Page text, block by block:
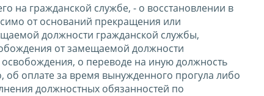
на гражданской службе, - о восстановлении в
от оснований прекращения или
должности гражданской службы,
от замещаемой должности
о переводе на иную должность
об оплате за время вынужденного прогула либо
должностных обязанностей по